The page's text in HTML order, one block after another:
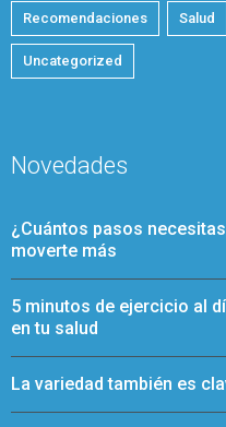
Recomendaciones Salud
Uncategorized
Novedades
¿Cuántos pasos
moverte más
5 minutos de ejercicio al
en tu salud
La variedad también es